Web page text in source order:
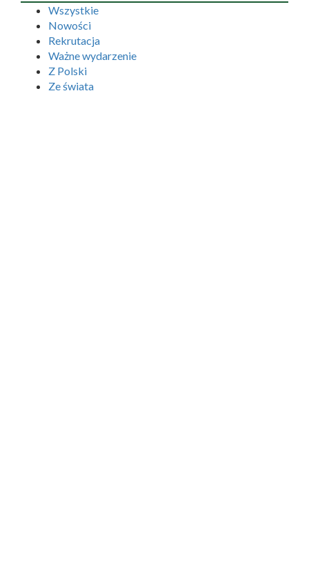
Wszystkie
Nowości
Rekrutacja
Ważne wydarzenie
Z Polski
Ze świata